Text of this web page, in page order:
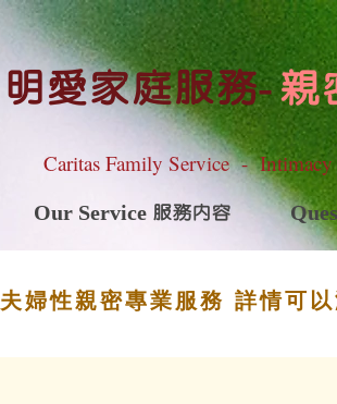
明愛家庭服務-親
Caritas Family Service - Intimacy
Our Service 服務內容
夫婦性親密專業服務 詳情可